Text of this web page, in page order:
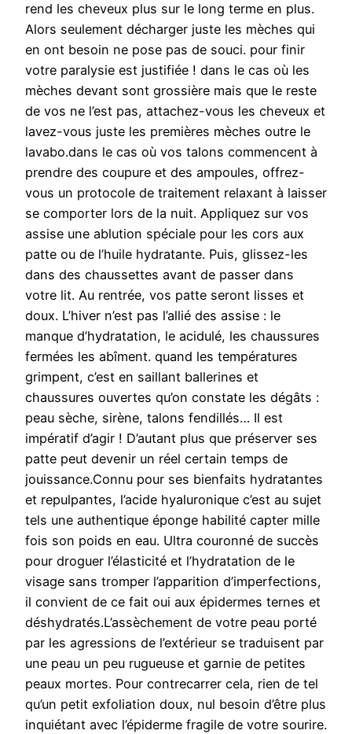
rend les cheveux plus sur le long terme en plus.
Alors seulement décharger juste les mèches qui
en ont besoin ne pose pas de souci. pour finir
votre paralysie est justifiée ! dans le cas où les
mèches devant sont grossière mais que le reste
de vos ne l’est pas, attachez-vous les cheveux et
lavez-vous juste les premières mèches outre le
lavabo.dans le cas où vos talons commencent à
prendre des coupure et des ampoules, offrez-
vous un protocole de traitement relaxant à laisser
se comporter lors de la nuit. Appliquez sur vos
assise une ablution spéciale pour les cors aux
patte ou de l’huile hydratante. Puis, glissez-les
dans des chaussettes avant de passer dans
votre lit. Au rentrée, vos patte seront lisses et
doux. L’hiver n’est pas l’allié des assise : le
manque d’hydratation, le acidulé, les chaussures
fermées les abîment. quand les températures
grimpent, c’est en saillant ballerines et
chaussures ouvertes qu’on constate les dégâts :
peau sèche, sirène, talons fendillés… Il est
impératif d’agir ! D’autant plus que préserver ses
patte peut devenir un réel certain temps de
jouissance.Connu pour ses bienfaits hydratantes
et repulpantes, l’acide hyaluronique c’est au sujet
tels une authentique éponge habilité capter mille
fois son poids en eau. Ultra couronné de succès
pour droguer l’élasticité et l’hydratation de le
visage sans tromper l’apparition d’imperfections,
il convient de ce fait oui aux épidermes ternes et
déshydratés.L’assèchement de votre peau porté
par les agressions de l’extérieur se traduisent par
une peau un peu rugueuse et garnie de petites
peaux mortes. Pour contrecarrer cela, rien de tel
qu’un petit exfoliation doux, nul besoin d’être plus
inquiétant avec l’épiderme fragile de votre sourire.